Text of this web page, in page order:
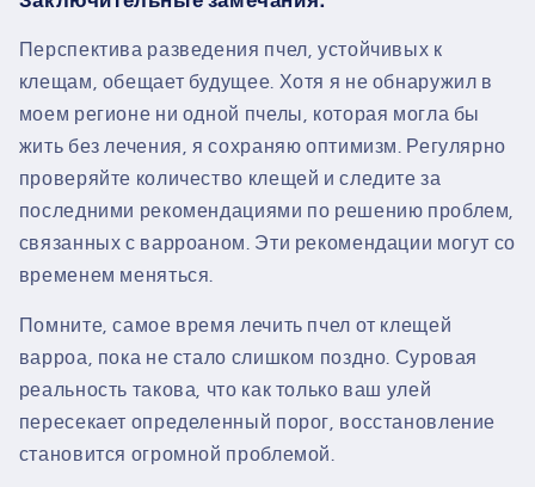
Перспектива разведения пчел, устойчивых к
клещам, обещает будущее. Хотя я не обнаружил в
моем регионе ни одной пчелы, которая могла бы
жить без лечения, я сохраняю оптимизм. Регулярно
проверяйте количество клещей и следите за
последними рекомендациями по решению проблем,
связанных с варроаном. Эти рекомендации могут со
временем меняться.
Помните, самое время лечить пчел от клещей
варроа, пока не стало слишком поздно. Суровая
реальность такова, что как только ваш улей
пересекает определенный порог, восстановление
становится огромной проблемой.